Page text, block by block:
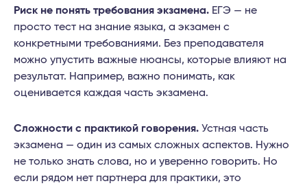
Риск не понять требования экзамена. ЕГЭ — не
просто тест на знание языка, а экзамен с
конкретными требованиями. Без преподавателя
можно упустить важные нюансы, которые влияют на
результат. Например, важно понимать, как
оценивается каждая часть экзамена.
Сложности с практикой говорения. Устная часть
экзамена — один из самых сложных аспектов. Нужно
не только знать слова, но и уверенно говорить. Но
если рядом нет партнера для практики, это